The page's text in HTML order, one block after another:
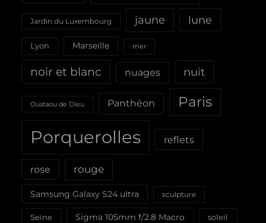
Jardin du Luxembourg jaune lune
Lyon Marseille mer
noir et blanc nuages nuit
Oustaou de Dieu Panthéon Paris
Porquerolles reflets
rose rouge
Samsung Galaxy S24 ultra sculpture
Seine Sigma 105mm f/2.8 Macro soleil